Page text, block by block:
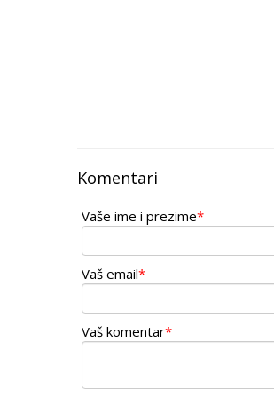
Komentari
Vaše ime i prezime*
Vaš email*
Vaš komentar*